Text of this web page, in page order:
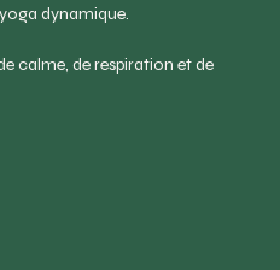
dynamique.
calme, de respiration et de